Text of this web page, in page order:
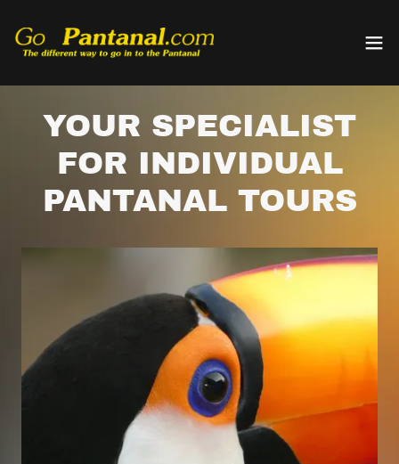
YOUR SPECIALIST
FOR INDIVIDUAL